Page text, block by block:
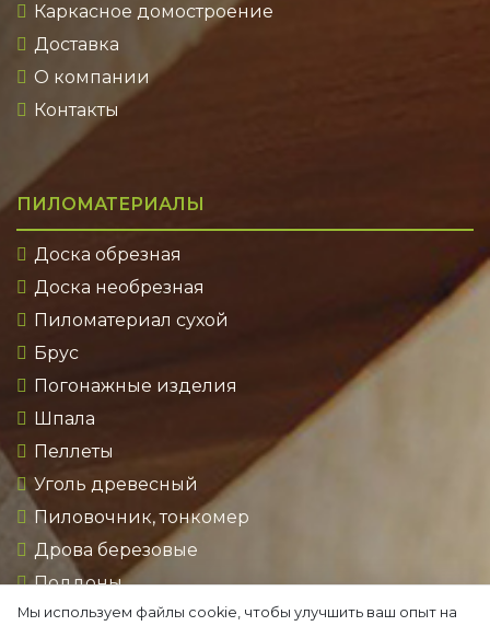
Каркасное домостроение
Доставка
О компании
Контакты
ПИЛОМАТЕРИАЛЫ
Доска обрезная
Доска необрезная
Пиломатериал сухой
Брус
Погонажные изделия
Шпала
Пеллеты
Уголь древесный
Пиловочник, тонкомер
Дрова березовые
Поддоны
Руф брикет
Мы используем файлы cookie, чтобы улучшить ваш опыт на